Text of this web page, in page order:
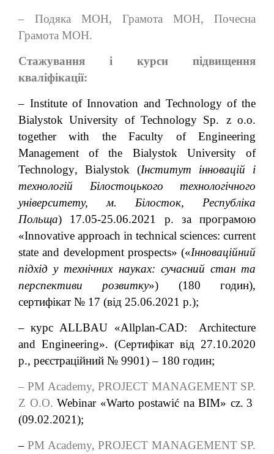
– Подяка МОН, Грамота МОН, Почесна
Грамота МОН.
Стажування і курси підвищення
кваліфікації:
–Institute of Innovation and Technology of the
Bialystok University of Technology Sp. z o.o.
together
with the Faculty of
Engineering
Management
of the Bialystok University
of
Technology,Bialystok (Інститут інновацій і
технологій Білостоцького технологічного
університету, м. Білосток, Республіка
Польща) 17.05-25.06.2021 р. за програмою
«Innovative approach in technical sciences: current
state and development prospects» («Інноваційний
підхід у технічних науках: сучасний стан та
перспективи розвитку») (180 годин),
сертифікат № 17 (від 25.06.2021 р.);
–курс АLLBAU «Allplan-CAD: Architecture
and Engineering». (Сертифікат від 27.10.2020
р., реєстраційний № 9901) – 180 годин;
–PM Academy, PROJECT MANAGEMENT SP.
Z O.O. Webinar «Warto postawić na BIM» cz. 3
(09.02.2021);
–PM Academy, PROJECT MANAGEMENT SP.